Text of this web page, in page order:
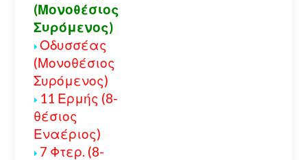
(Μονοθέσιος
Συρόμενος)
Οδυσσέας
(Μονοθέσιος
Συρόμενος)
11 Ερμής (8-
θέσιος
Εναέριος)
7 Φτερ. (8-